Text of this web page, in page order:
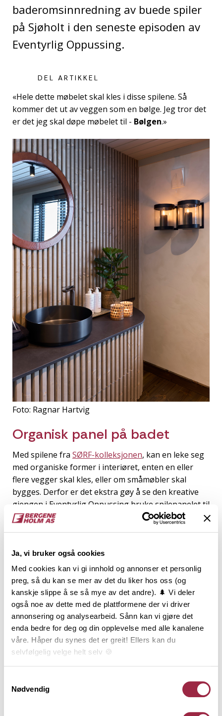
Ja, vi bruker også cookies
Med cookies kan vi gi innhold og annonser et personlig
preg, så du kan se mer av det du liker hos oss (og
kanskje slippe å se så mye av det andre). 🌲 Vi deler
også noe av dette med de plattformene der vi driver
annonsering og analysearbeid. Sånn kan vi gjøre det
enda bedre for deg og din opplevelse med alle kanalene
våre. Håper du synes det er greit! Ellers kan du
selvfølgelig velge helt selv 🍪
Nødvendig
baderomsinnredning av buede spiler
på Sjøholt i den seneste episoden av
Eventyrlig Oppussing.
DEL ARTIKKEL
«Hele dette møbelet skal kles i disse spilene. Så
kommer det ut av veggen som en bølge. Jeg tror det
er det jeg skal døpe møbelet til - Bølgen.»
Foto: Ragnar Hartvig
Organisk panel på badet
Med spilene fra SØRF-kolleksjonen, kan en leke seg
med organiske former i interiøret, enten en eller
flere vegger skal kles, eller om småmøbler skal
bygges. Derfor er det ekstra gøy å se den kreative
gjengen i Eventyrlig Oppussing bruke spilepanelet til
flere formål.
Høy, og kommer ferdig behandlet i fargen
Drivvedgrå. I tillegg får spilenes fleksibilitet skinne
når Rune bygger et lekkert, plassbygget
servantskap i en bølgete form.